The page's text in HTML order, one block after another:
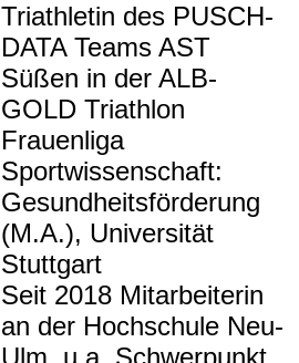
Triathletin des PUSCH-
DATA Teams AST
Süßen in der ALB-
GOLD Triathlon
Frauenliga
Sportwissenschaft:
Gesundheitsförderung
(M.A.), Universität
Stuttgart
Seit 2018 Mitarbeiterin
an der Hochschule Neu-